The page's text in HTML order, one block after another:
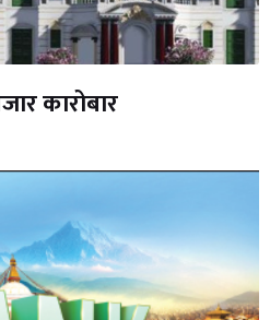
कारोबार